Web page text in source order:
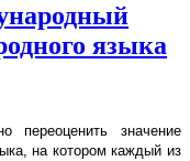
языка
переоценить значение
на котором каждый из